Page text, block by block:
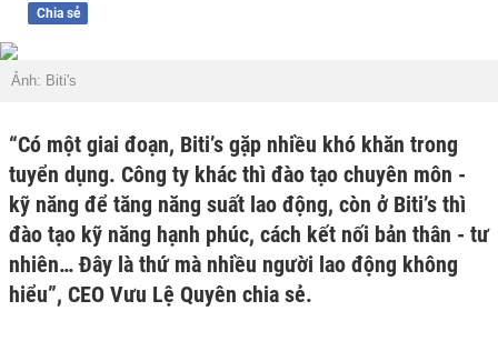
Chia sẻ
Ảnh: Biti's
“Có một giai đoạn, Biti’s gặp nhiều khó khăn trong
tuyển dụng. Công ty khác thì đào tạo chuyên môn -
kỹ năng để tăng năng suất lao động, còn ở Biti’s thì
đào tạo kỹ năng hạnh phúc, cách kết nối bản thân - tư
nhiên… Đây là thứ mà nhiều người lao động không
hiểu”, CEO Vưu Lệ Quyên chia sẻ.